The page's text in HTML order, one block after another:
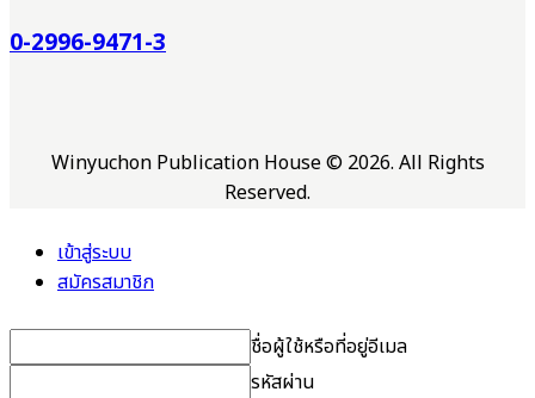
0-2996-9471-3
Winyuchon Publication House © 2026. All Rights
Reserved.
เข้าสู่ระบบ
สมัครสมาชิก
ชื่อผู้ใช้หรือที่อยู่อีเมล
รหัสผ่าน